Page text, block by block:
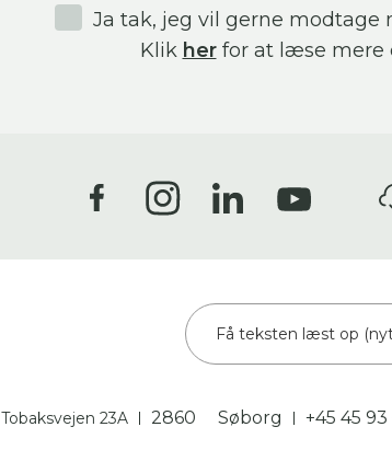
Ja tak, jeg vil gerne modtage
Klik herfor at læse mere
Få teksten læst op
Tobaksvejen 23A 2860 Søborg +45 45